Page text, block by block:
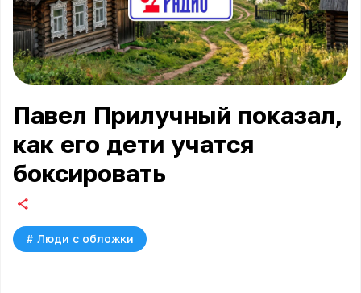
Павел Прилучный показал,
как его дети учатся
боксировать
# Люди с обложки